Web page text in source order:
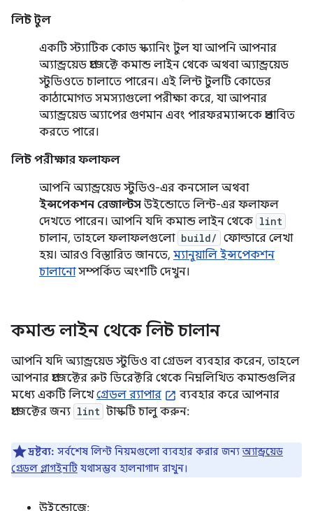
লিন্ট টুল
একটি স্ট্যাটিক কোড স্ক্যানিং টুল যা আপনি আপনার
অ্যান্ড্রয়েড প্রজেক্টে কমান্ড লাইন থেকে অথবা অ্যান্ড্রয়েড
স্টুডিওতে চালাতে পারেন। এই লিন্ট টুলটি কোডের
কাঠামোগত সমস্যাগুলো পরীক্ষা করে, যা আপনার
অ্যান্ড্রয়েড অ্যাপের গুণমান এবং পারফরম্যান্সকে প্রভাবিত
করতে পারে।
লিন্ট পরীক্ষার ফলাফল
আপনি অ্যান্ড্রয়েড স্টুডিও-এর কনসোল অথবা
ইন্সপেকশন রেজাল্টস উইন্ডোতে লিন্ট-এর ফলাফল
দেখতে পারেন। আপনি যদি কমান্ড লাইন থেকে lint
চালান, তাহলে ফলাফলগুলো build/ ফোল্ডারে লেখা
হয়। আরও বিস্তারিত জানতে, ম্যানুয়ালি ইন্সপেকশন
চালানোসম্পর্কিত অংশটি দেখুন।
কমান্ড লাইন থেকে লিন্ট চালান
আপনি যদি অ্যান্ড্রয়েড স্টুডিও বা গ্রেডল ব্যবহার করেন, তাহলে
আপনার প্রজেক্টের রুট ডিরেক্টরি থেকে নিম্নলিখিত কমান্ডগুলির
মধ্যে একটি লিখেগ্রেডল র‍্যাপার
ব্যবহার করে আপনার
প্রজেক্টের জন্য lint টাস্কটি চালু করুন:
দ্রষ্টব্য: সর্বশেষ লিন্ট নিয়মগুলো ব্যবহার করার জন্যঅ্যান্ড্রয়েড
গ্রেডল প্লাগইনটি যথাসম্ভব হালনাগাদ রাখুন।
উইন্ডোজে: